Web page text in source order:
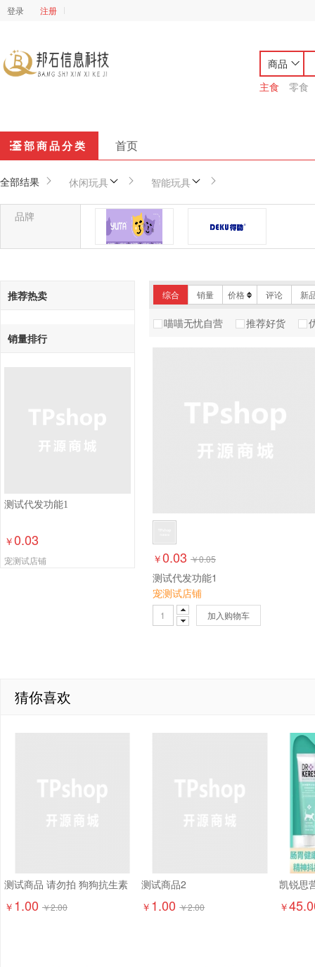
登录 注册
商品
主食
零食
全部商品分类 首页
全部结果 休闲玩具 智能玩具
品牌
推荐热卖
销量排行
测试代发功能1
￥0.03
宠测试店铺
综合 销量 价格 评论 新
喵喵无忧自营 推荐好货
￥0.03 ￥0.05
测试代发功能1
宠测试店铺
加入购物车
猜你喜欢
测试商品 请勿拍 狗狗抗生素
￥ 1.00 ￥2.00
测试商品2
￥ 1.00 ￥2.00 ￥